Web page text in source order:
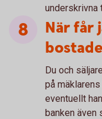
underskrivna
När får
Du och
på
eventuellt
banken även